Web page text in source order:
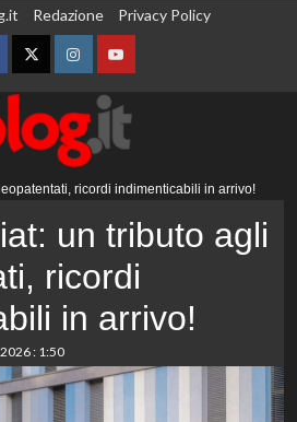
Redazione Privacy Policy
TwitterInstagramYouTube
ricordi indimenticabili in arrivo!
un tributo agli
ricordi
in arrivo!
: 1:50